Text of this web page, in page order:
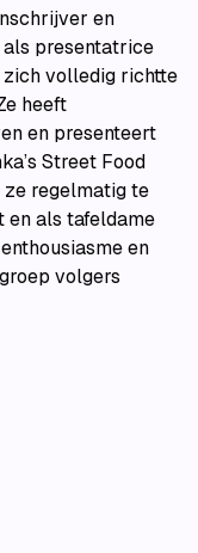
en
als presentatrice
volledig richtte
heeft
en presenteert
Street Food
regelmatig te
en als tafeldame
en
volgers